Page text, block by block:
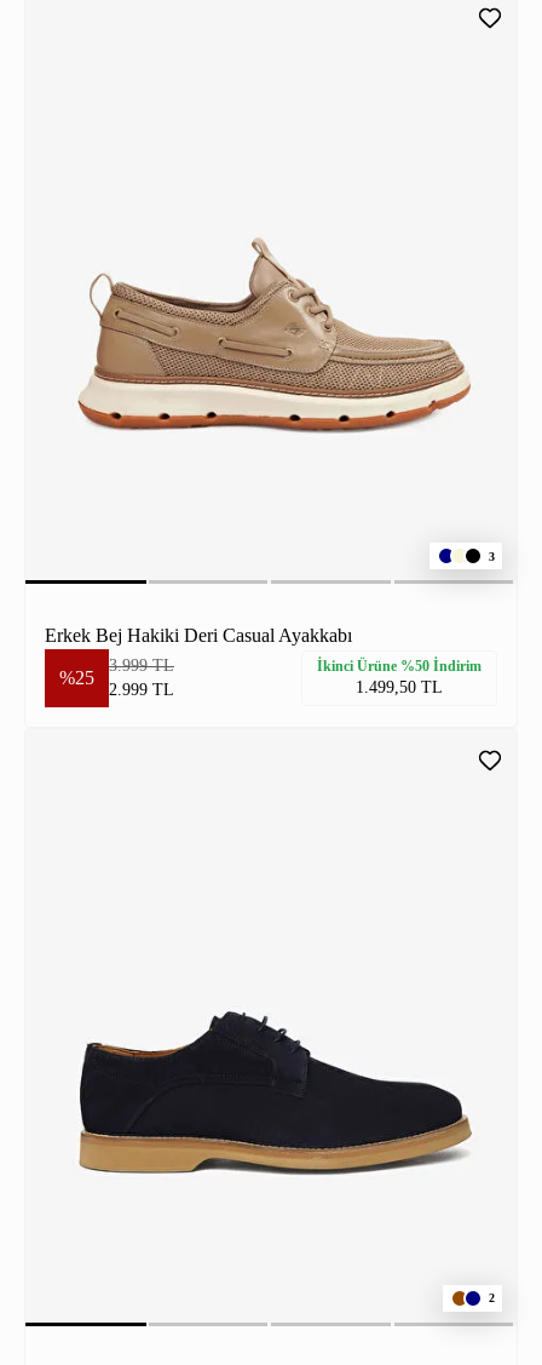
3
Erkek Bej Hakiki Deri Casual Ayakkabı
%25
3.999 TL
2.999 TL
İkinci Ürüne %50 İndirim
1.499,50 TL
2